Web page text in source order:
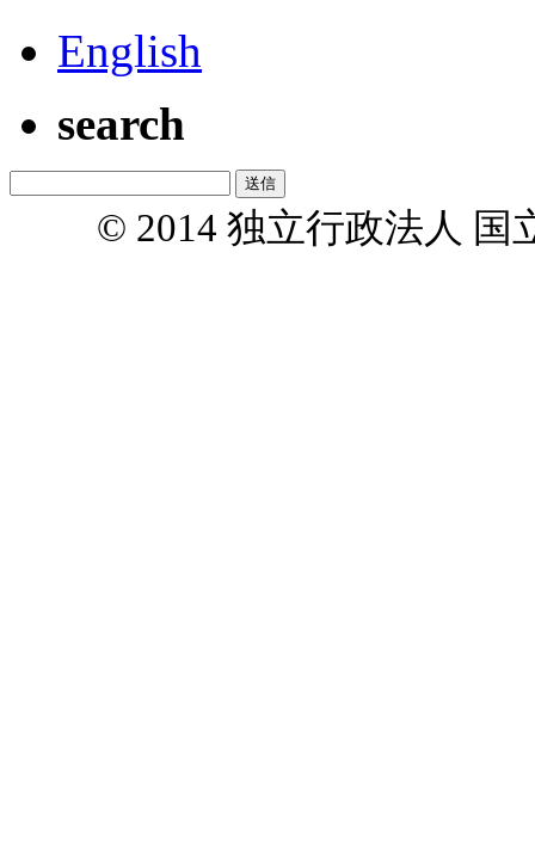
English
search
© 2014 独立行政法人 国